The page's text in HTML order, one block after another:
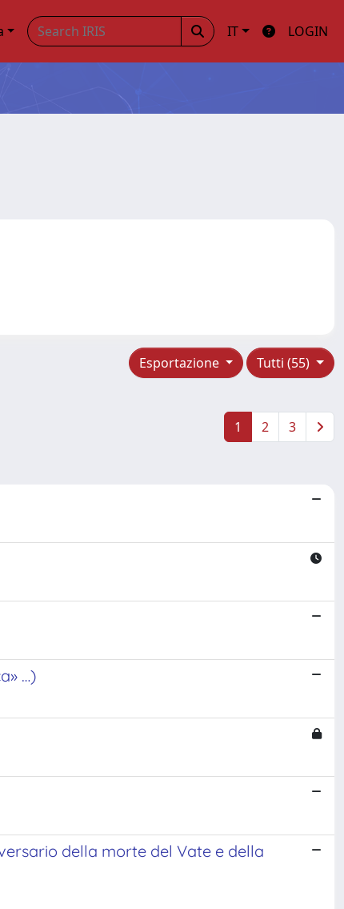
IT LOGIN
Tutti (55)
Esportazione
1 2 3
…)
della morte del Vate e della